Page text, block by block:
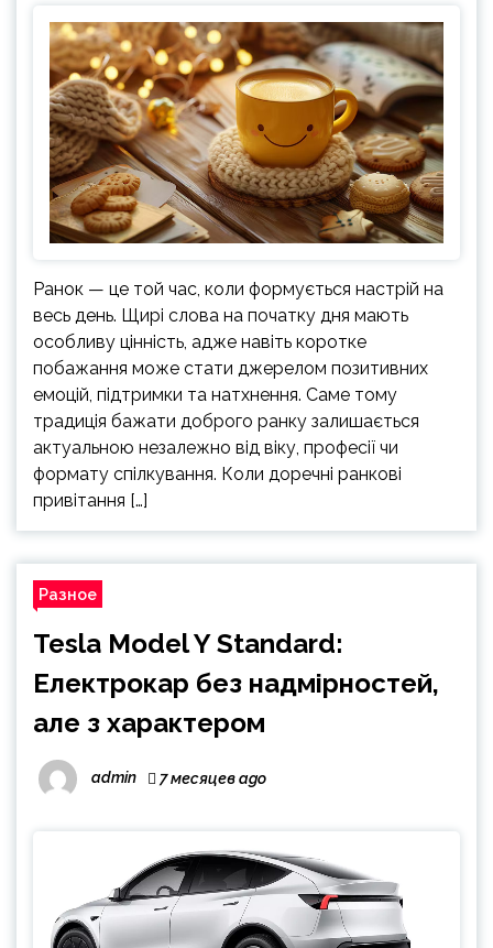
Ранок — це той час, коли формується настрій на
весь день. Щирі слова на початку дня мають
особливу цінність, адже навіть коротке
побажання може стати джерелом позитивних
емоцій, підтримки та натхнення. Саме тому
традиція бажати доброго ранку залишається
актуальною незалежно від віку, професії чи
формату спілкування. Коли доречні ранкові
привітання […]
Разное
Tesla Model Y Standard:
Електрокар без надмірностей,
але з характером
admin 7 месяцев ago